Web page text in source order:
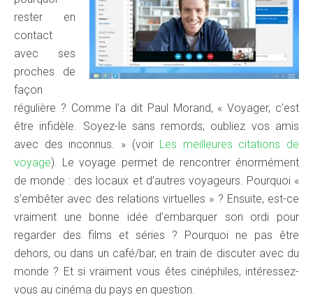
rester en
contact
avec ses
proches de
façon
régulière ? Comme l’a dit Paul Morand, « Voyager, c’est
être infidèle. Soyez-le sans remords; oubliez vos amis
avec des inconnus. » (voir Les meilleures citations de
voyage). Le voyage permet de rencontrer énormément
de monde : des locaux et d’autres voyageurs. Pourquoi «
s’embêter avec des relations virtuelles » ? Ensuite, est-ce
vraiment une bonne idée d’embarquer son ordi pour
regarder des films et séries ? Pourquoi ne pas être
dehors, ou dans un café/bar, en train de discuter avec du
monde ? Et si vraiment vous êtes cinéphiles, intéressez-
vous au cinéma du pays en question.